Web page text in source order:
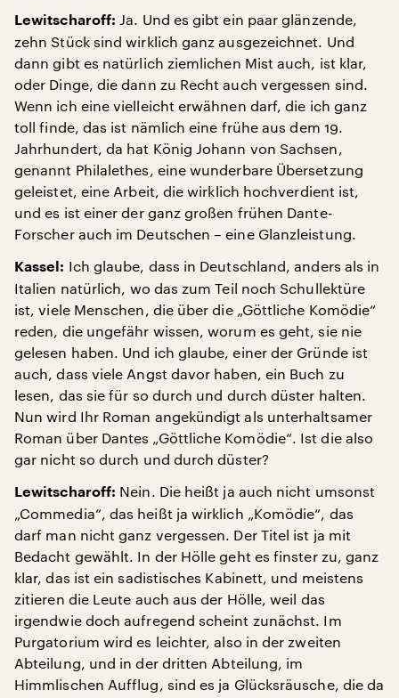
Lewitscharoff: Ja. Und es gibt ein paar glänzende,
zehn Stück sind wirklich ganz ausgezeichnet. Und
dann gibt es natürlich ziemlichen Mist auch, ist klar,
oder Dinge, die dann zu Recht auch vergessen sind.
Wenn ich eine vielleicht erwähnen darf, die ich ganz
toll finde, das ist nämlich eine frühe aus dem 19.
Jahrhundert, da hat König Johann von Sachsen,
genannt Philalethes, eine wunderbare Übersetzung
geleistet, eine Arbeit, die wirklich hochverdient ist,
und es ist einer der ganz großen frühen Dante-
Forscher auch im Deutschen – eine Glanzleistung.
Kassel: Ich glaube, dass in Deutschland, anders als in
Italien natürlich, wo das zum Teil noch Schullektüre
ist, viele Menschen, die über die „Göttliche Komödie“
reden, die ungefähr wissen, worum es geht, sie nie
gelesen haben. Und ich glaube, einer der Gründe ist
auch, dass viele Angst davor haben, ein Buch zu
lesen, das sie für so durch und durch düster halten.
Nun wird Ihr Roman angekündigt als unterhaltsamer
Roman über Dantes „Göttliche Komödie“. Ist die also
gar nicht so durch und durch düster?
Lewitscharoff: Nein. Die heißt ja auch nicht umsonst
„Commedia“, das heißt ja wirklich „Komödie“, das
darf man nicht ganz vergessen. Der Titel ist ja mit
Bedacht gewählt. In der Hölle geht es finster zu, ganz
klar, das ist ein sadistisches Kabinett, und meistens
zitieren die Leute auch aus der Hölle, weil das
irgendwie doch aufregend scheint zunächst. Im
Purgatorium wird es leichter, also in der zweiten
Abteilung, und in der dritten Abteilung, im
Himmlischen Aufflug, sind es ja Glücksräusche, die da